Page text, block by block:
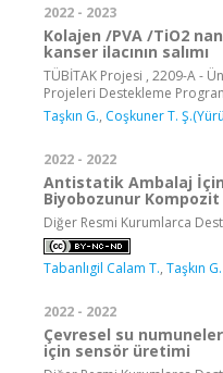
2022 - 2023
Kolajen /PVA /TiO2
kanser ilacının salımı
TÜBİTAK Projesi , 2209-A -
Projeleri Destekleme
Taşkın G., Coşkuner T.
2022 - 2022
Antistatik Ambalaj
Biyobozunur Kompozit
Diğer Resmi Kurumlarca
Tabanlıgil Calam T., Taşkın G.
2022 - 2022
Çevresel su
için sensör üretimi